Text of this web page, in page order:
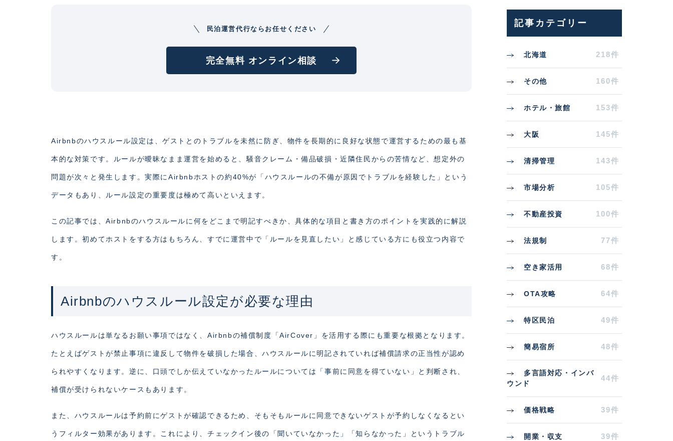
民泊運営代行ならお任せください
完全無料 オンライン相談
Airbnbのハウスルール設定は、ゲストとのトラブルを未然に防ぎ、物件を長期的に良好な状態で運営するための最も基
本的な対策です。ルールが曖昧なまま運営を始めると、騒音クレーム・備品破損・近隣住民からの苦情など、想定外の
問題が次々と発生します。実際にAirbnbホストの約40%が「ハウスルールの不備が原因でトラブルを経験した」という
データもあり、ルール設定の重要度は極めて高いといえます。
この記事では、Airbnbのハウスルールに何をどこまで明記すべきか、具体的な項目と書き方のポイントを実践的に解説
します。初めてホストをする方はもちろん、すでに運営中で「ルールを見直したい」と感じている方にも役立つ内容で
す。
Airbnbのハウスルール設定が必要な理由
ハウスルールは単なるお願い事項ではなく、Airbnbの補償制度「AirCover」を活用する際にも重要な根拠となります。
たとえばゲストが禁止事項に違反して物件を破損した場合、ハウスルールに明記されていれば補償請求の正当性が認め
られやすくなります。逆に、口頭でしか伝えていなかったルールについては「事前に同意を得ていない」と判断され、
補償が受けられないケースもあります。
また、ハウスルールは予約前にゲストが確認できるため、そもそもルールに同意できないゲストが予約しなくなるとい
うフィルター効果があります。これにより、チェックイン後の「聞いていなかった」「知らなかった」というトラブル
記事カテゴリー
北海道 218件
その他 160件
ホテル・旅館 153件
大阪 145件
清掃管理 143件
市場分析 105件
不動産投資 100件
法規制 77件
空き家活用 68件
OTA攻略 64件
特区民泊 49件
簡易宿所 48件
多言語対応・インバ
ウンド
44件
価格戦略 39件
開業・収支 39件